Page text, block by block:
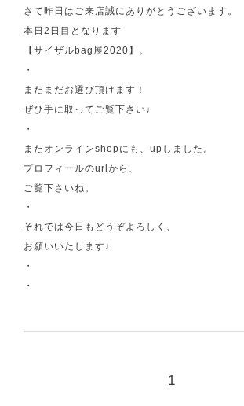
さて昨日はご来店誠にありがとうございます。
本日2日目となります
【サイザルbag展2020】。
・
まだまだお選び頂けます！
ぜひ手に取ってご覧下さい♩
・
またオンラインshopにも、upしました。
プロフィールのurlから、
ご覧下さいね。
・
それでは今日もどうぞよろしく、
お願いいたします♩
・
・
1